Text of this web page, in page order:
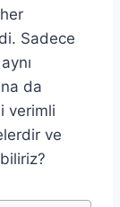
Sadece
da
verimli
ve